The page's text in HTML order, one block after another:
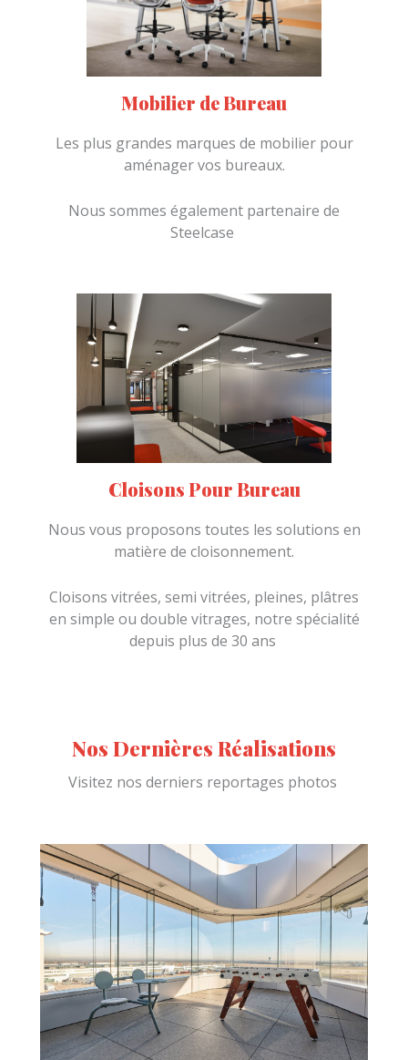
Mobilier de Bureau
Les plus grandes marques de mobilier pour
aménager vos bureaux.
Nous sommes également partenaire de
Steelcase
Cloisons Pour Bureau
Nous vous proposons toutes les solutions en
matière de cloisonnement.
Cloisons vitrées, semi vitrées, pleines, plâtres
en simple ou double vitrages, notre spécialité
depuis plus de 30 ans
Nos Dernières Réalisations
Visitez nos derniers reportages photos